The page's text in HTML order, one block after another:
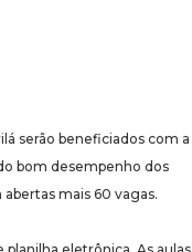
serão beneficiados com a
bom desempenho dos
mais 60 vagas.